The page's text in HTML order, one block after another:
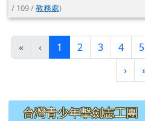
/ 109 /教務處)
« ‹ 1 (目前頁次)
2 3 4 5
›下一
左邊區域內容
台灣青少年擊劍志工團